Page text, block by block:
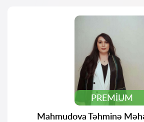
PREMIUM
Mahmudova Təhminə